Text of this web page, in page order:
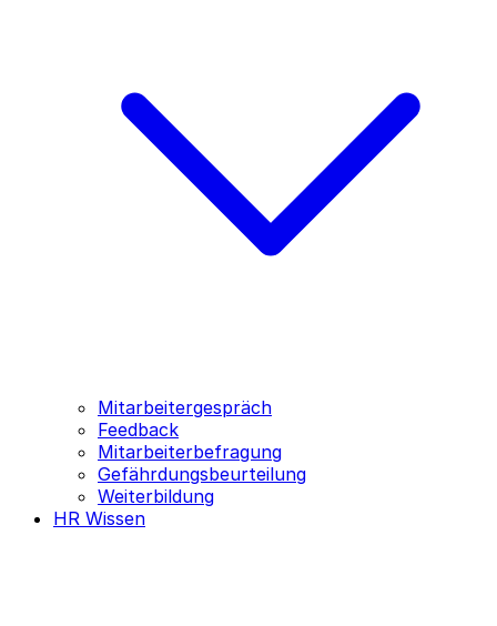
Mitarbeitergespräch
Feedback
Mitarbeiterbefragung
Gefährdungsbeurteilung
Weiterbildung
HR Wissen